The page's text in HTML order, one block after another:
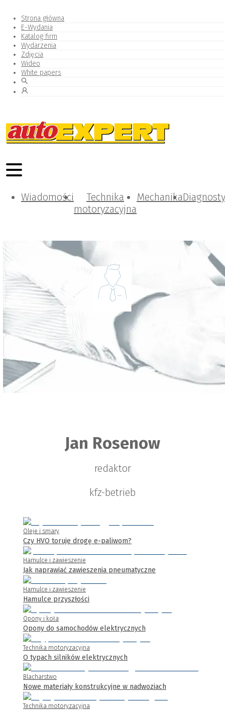
Strona główna
E-Wydania
Katalog firm
Wydarzenia
Zdjęcia
Wideo
White papers
Wiadomości
Technika
motoryzacyjna
Mechanika
Jan Rosenow
redaktor
kfz-betrieb
Oleje i smary
Czy HVO toruje drogę e-paliwom?
Hamulce i zawieszenie
Jak naprawiać zawieszenia pneumatyczne
Hamulce i zawieszenie
Hamulce przyszłości
Opony i koła
Opony do samochodów elektrycznych
Technika motoryzacyjna
O typach silników elektrycznych
Blacharstwo
Nowe materiały konstrukcyjne w nadwoziach
Technika motoryzacyjna